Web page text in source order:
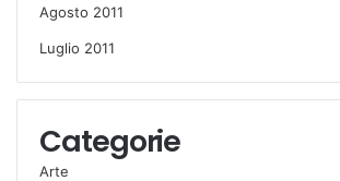
Agosto 2011
Luglio 2011
Categorie
Arte